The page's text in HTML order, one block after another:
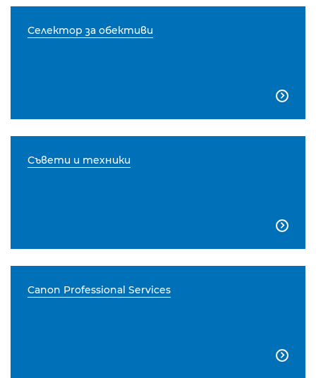
Селектор за обективи

Съвети и техники

Canon Professional Services
